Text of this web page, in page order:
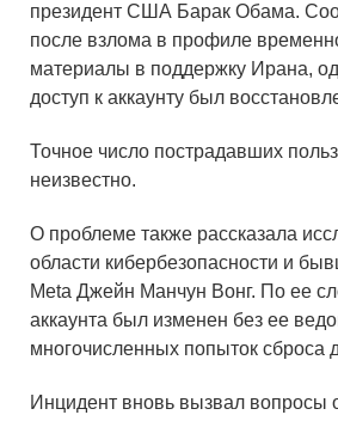
президент США Барак Обама.
после взлома в профиле
материалы в поддержку Ирана,
доступ к аккаунту был
Точное число пострадавших
неизвестно.
О проблеме также рассказала
области кибербезопасности и
Meta Джейн Манчун Вонг. По ее
аккаунта был изменен без ее
многочисленных попыток сброса
Инцидент вновь вызвал вопросы